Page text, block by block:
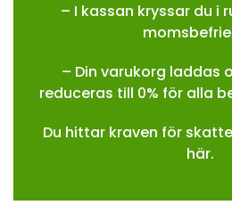
– I kassan kryssar du i
– Din varukorg laddas
reduceras till 0% för alla
Du hittar kraven för
här.